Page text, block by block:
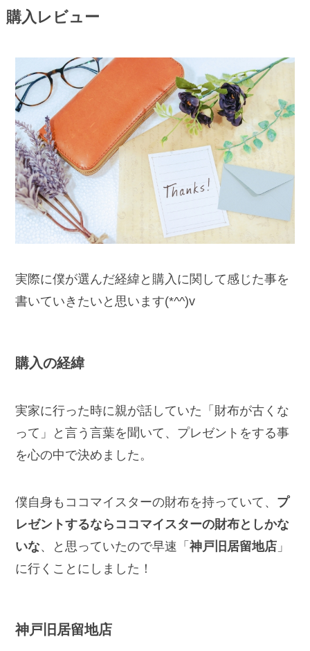
購入レビュー
実際に僕が選んだ経緯と購入に関して感じた事を
書いていきたいと思います(*^^)v
購入の経緯
実家に行った時に親が話していた「財布が古くな
って」と言う言葉を聞いて、プレゼントをする事
を心の中で決めました。
僕自身もココマイスターの財布を持っていて、 プ
レゼントするならココマイスターの財布としかな
いな、と思っていたので早速「神戸旧居留地店 」
に行くことにしました！
神戸旧居留地店